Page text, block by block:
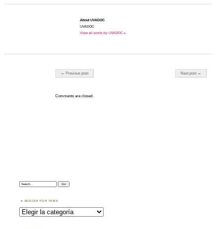
About UVADOC
UVADOC
View all posts by UVADOC »
Post navigation
← Previous post Next post →
Comments are closed.
Search:
BUSCAR POR TEMA
Buscar
por
Tema